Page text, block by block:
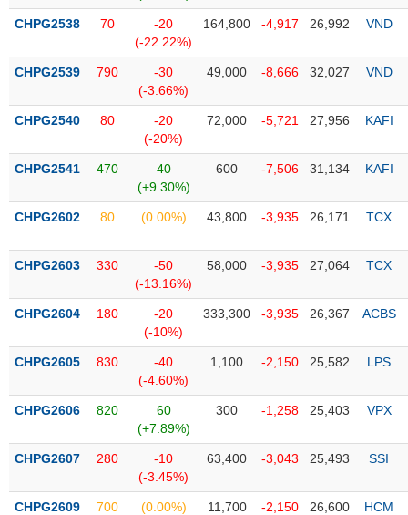
Trạng
cổ
Quy
thị
Niêm
Niêm
mới
yết
bổ
Hủy
CHPG2538 70
-20
(-22.22%)
164,800 -4,917 26,992 VND
CHPG2539 790
-30
(-3.66%)
49,000 -8,666 32,027 VND
CHPG2540 80
-20
(-20%)
72,000 -5,721 27,956 KAFI
CHPG2541 470
40
(+9.30%)
600 -7,506 31,134 KAFI
CHPG2602 80 (0.00%) 43,800 -3,935 26,171 TCX
CHPG2603 330
-50
(-13.16%)
58,000 -3,935 27,064 TCX
CHPG2604 180
-20
(-10%)
333,300 -3,935 26,367 ACBS
CHPG2605 830
-40
(-4.60%)
1,100 -2,150 25,582 LPS
CHPG2606 820
60
(+7.89%)
300 -1,258 25,403 VPX
CHPG2607 280
-10
(-3.45%)
63,400 -3,043 25,493 SSI
CHPG2609 700 (0.00%) 11,700 -2,150 26,600 HCM
NGÀNH
CỔ
PHÁI
PHIẾU
CÔNG
CỤ